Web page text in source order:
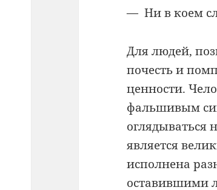
— Ни в коем
Для людей,
почесть и
ценности.
фальшивым
оглядываться
является
исполнена
оставившими